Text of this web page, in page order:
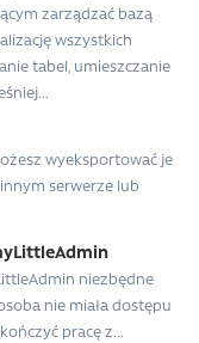
zarządzać bazą
wszystkich
tabel, umieszczanie
wyeksportować je
serwerze lub
niezbędne
nie miała dostępu
pracę z...